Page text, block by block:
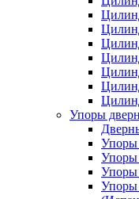
Упоры
Упоры
Упоры
Упоры
Упоры